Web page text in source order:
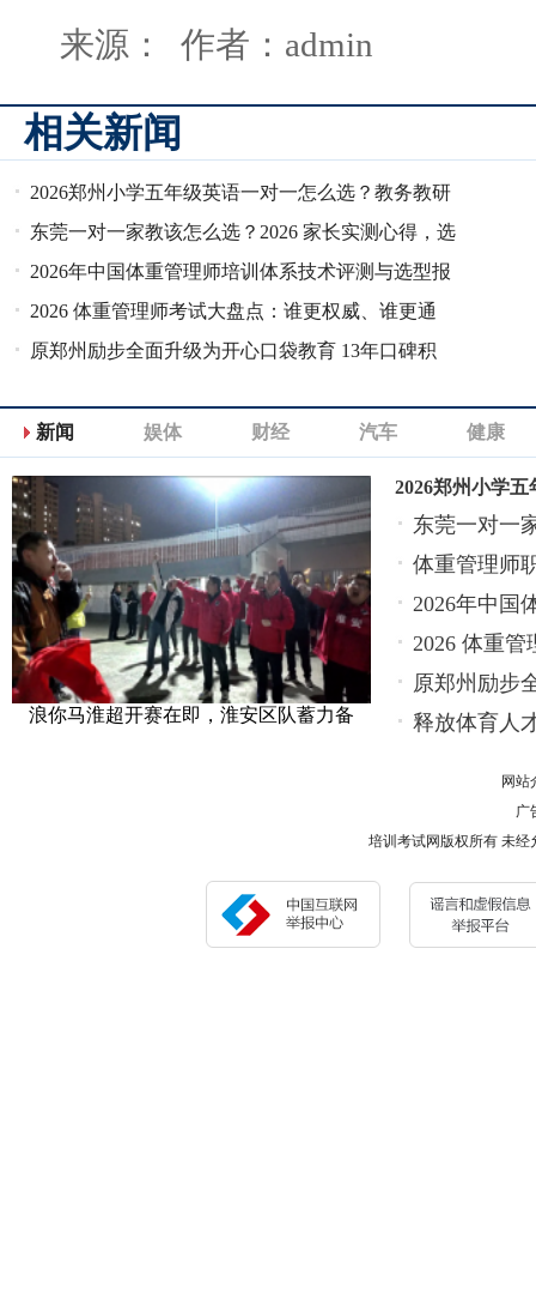
来源： 作者：admin
相关新闻
2026郑州小学五年级英语一对一怎么选？教务教研
甄选的高口碑机
东莞一对一家教该怎么选？2026 家长实测心得，选
辅导别只看重
2026年中国体重管理师培训体系技术评测与选型报
告
2026 体重管理师考试大盘点：谁更权威、谁更通
用、谁更合规
原郑州励步全面升级为开心口袋教育 13年口碑积
新闻 娱体 财经 汽车 健康
浪你马淮超开赛在即，淮安区队蓄力备
2026郑州小学
东莞一对一
体重管理师
报
2026年中国
2026 体重
原郑州励步
释放体育人
网站
广
培训考试网版权所有 未经